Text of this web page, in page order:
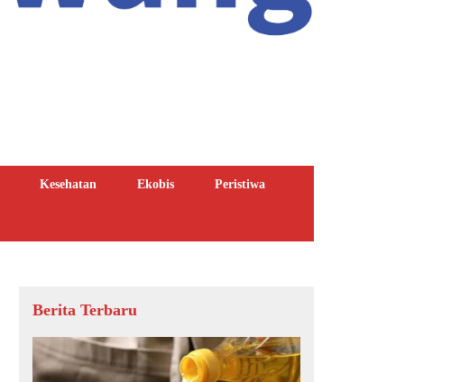
Kesehatan Ekobis Peristiwa
Berita Terbaru